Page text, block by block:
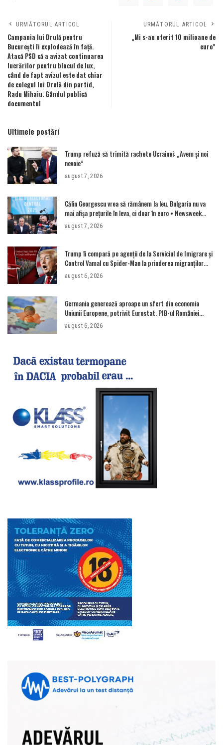
URMĂTORUL ARTICOL
Campania lui Drulă pentru
București îi explodează în față.
Atacă PSD că a avizat continuarea
lucrărilor pentru blocul de lux,
când de fapt avizul este dat chiar
de colegul lui Drulă din partid,
Radu Mihaiu. Gândul publică
documentul
URMĂTORUL ARTICOL
„Mi s-au oferit 10 milioane de
euro”
Ultimele postări
Trump refuză să trimită rachete Ucrainei: „Avem și noi
nevoie”
august 7, 2026
Călin Georgescu vrea să rămânem la leu. Bulgaria nu va
mai afișa prețurile în leva, ci doar în euro • Newsweek
România
august 7, 2026
Trump îi compară pe agenții de la Serviciul de Imigrare și
Control Vamal cu Spider-Man la prinderea migranților
ilegali și a infractorilor
august 6, 2026
Germania generează aproape un sfert din economia
Uniunii Europene, potrivit Eurostat. PIB-ul României
ajunge la 380 de miliarde de euro
august 6, 2026